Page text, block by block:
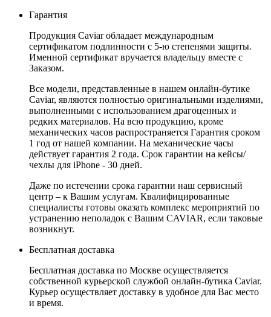
Гарантия
Продукция Caviar обладает международным
сертификатом подлинности с 5-ю степенями защиты.
Именной сертификат вручается владельцу вместе с
Заказом.
Все модели, представленные в нашем онлайн-бутике
Caviar, являются полностью оригинальными изделиями,
выполненными с использованием драгоценных и
редких материалов. На всю продукцию, кроме
механических часов распространяется Гарантия сроком
1 год от нашей компании. На механические часы
действует гарантия 2 года. Срок гарантии на кейсы/
чехлы для iPhone - 30 дней.
Даже по истечении срока гарантии наш сервисный
центр – к Вашим услугам. Квалифицированные
специалисты готовы оказать комплекс мероприятий по
устранению неполадок с Вашим CAVIAR, если таковые
возникнут.
Бесплатная доставка
Бесплатная доставка по Москве осуществляется
собственной курьерской службой онлайн-бутика Caviar.
Курьер осуществляет доставку в удобное для Вас место
и время.